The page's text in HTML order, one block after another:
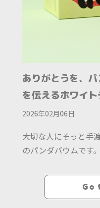
ありがとうを、
を伝えるホワイ
2026年02月06日
大切な人にそっと手
のパンダバウムです。
Go